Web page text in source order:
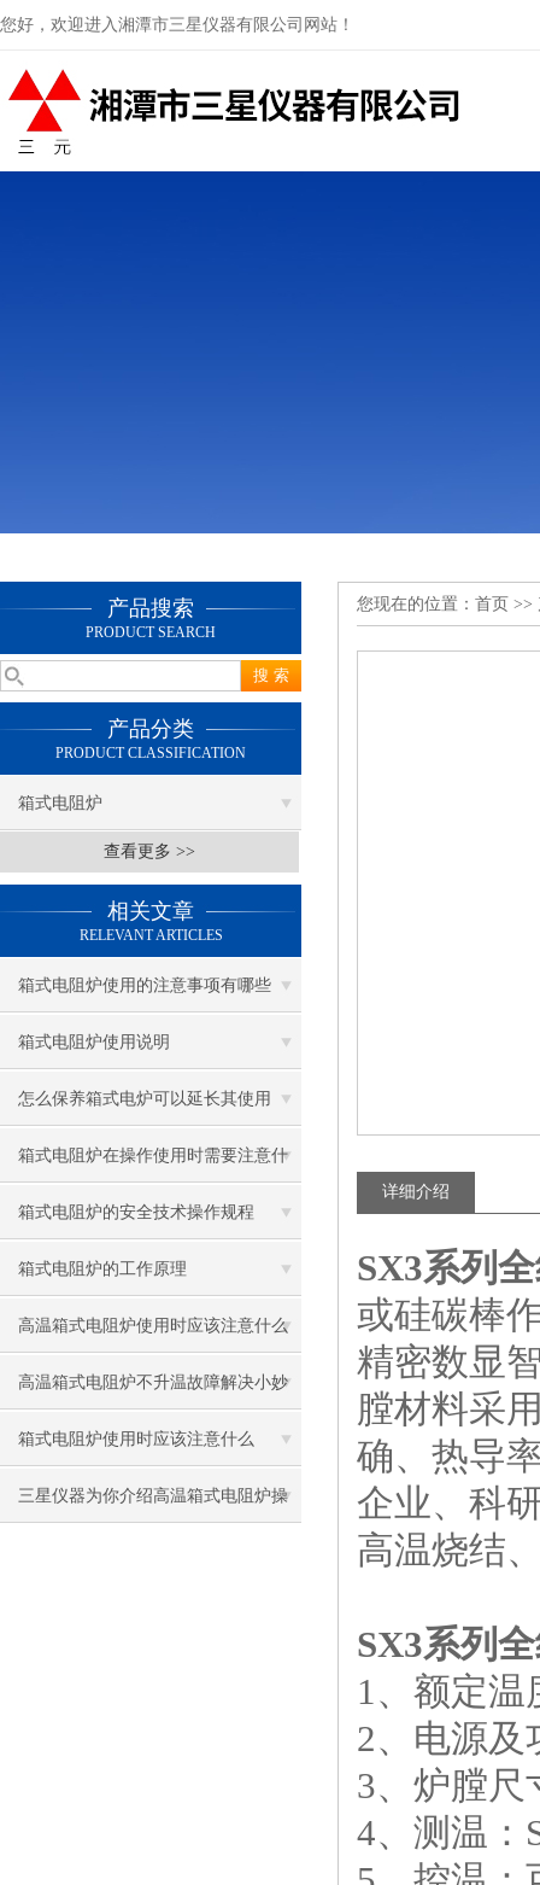
您好，欢迎进入湘潭市三星仪器有限公司网站！
产品搜索
PRODUCT SEARCH
产品分类
PRODUCT CLASSIFICATION
箱式电阻炉
查看更多 >>
相关文章
RELEVANT ARTICLES
箱式电阻炉使用的注意事项有哪些
箱式电阻炉使用说明
怎么保养箱式电炉可以延长其使用
箱式电阻炉在操作使用时需要注意什
么
箱式电阻炉的安全技术操作规程
箱式电阻炉的工作原理
高温箱式电阻炉使用时应该注意什么
呢
高温箱式电阻炉不升温故障解决小妙
招
箱式电阻炉使用时应该注意什么
三星仪器为你介绍高温箱式电阻炉操
您现在的位置： 首页 >>
详细介绍
SX3系列
或硅碳棒
精密数显
膛材料采
确、热导
企业、科
高温烧结
SX3系列
1、额定
2、电源及
3、炉膛尺
4、测温：